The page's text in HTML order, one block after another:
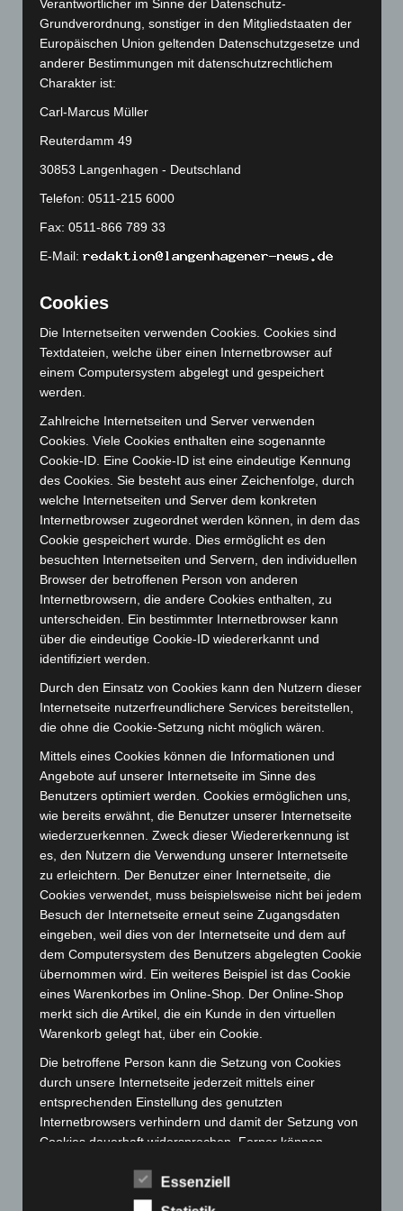
April 2026(99)
März 2026(115)
Februar 2026(109)
Januar 2026 (122)
Dezember 2025(103)
November 2025(114)
Oktober 2025(112)
September 2025(93)
August 2025(90)
Juli 2025 (90)
Mai 2025(112)
April 2025(88)
März 2025
(111)
Februar 2025
Januar 2025 (88)
Dezember 2024 (89)
November 2024(94)
Oktober 2024(93)
September 2024(112)
August 2024 (107)
Juli 2024(89)
Juni 2024(107)
Mai 2024(149)
April 2024(102)
März 2024(103)
Februar 2024(103)
Dezember 2023
November 2023(130)
Oktober 2023(114)
September 2023(133)
August 2023(134)
Juli 2023(118)
Juni 2023(142)
Mai 2023(139)
April 2023
(155)
März 2023(174)
Februar 2023(154)
Januar 2023(140)
Dezember 2022
(130)
November 2022(167)
Oktober 2022(166)
(205)
(166)
Verantwortlicher im Sinne der Datenschutz-
Grundverordnung, sonstiger in den Mitgliedstaaten der
Europäischen Union geltenden Datenschutzgesetze und
anderer Bestimmungen mit datenschutzrechtlichem
Charakter ist:
Carl-Marcus Müller
Reuterdamm 49
30853 Langenhagen - Deutschland
Telefon: 0511-215 6000
Fax: 0511-866 789 33
E-Mail:
Cookies
Die Internetseiten verwenden Cookies. Cookies sind
Textdateien, welche über einen Internetbrowser auf
einem Computersystem abgelegt und gespeichert
werden.
Zahlreiche Internetseiten und Server verwenden
Cookies. Viele Cookies enthalten eine sogenannte
Cookie-ID. Eine Cookie-ID ist eine eindeutige Kennung
des Cookies. Sie besteht aus einer Zeichenfolge, durch
welche Internetseiten und Server dem konkreten
Internetbrowser zugeordnet werden können, in dem das
Cookie gespeichert wurde. Dies ermöglicht es den
besuchten Internetseiten und Servern, den individuellen
Browser der betroffenen Person von anderen
Internetbrowsern, die andere Cookies enthalten, zu
unterscheiden. Ein bestimmter Internetbrowser kann
über die eindeutige Cookie-ID wiedererkannt und
identifiziert werden.
Durch den Einsatz von Cookies kann den Nutzern dieser
Internetseite nutzerfreundlichere Services bereitstellen,
die ohne die Cookie-Setzung nicht möglich wären.
Mittels eines Cookies können die Informationen und
Angebote auf unserer Internetseite im Sinne des
Benutzers optimiert werden. Cookies ermöglichen uns,
wie bereits erwähnt, die Benutzer unserer Internetseite
wiederzuerkennen. Zweck dieser Wiedererkennung ist
es, den Nutzern die Verwendung unserer Internetseite
zu erleichtern. Der Benutzer einer Internetseite, die
Cookies verwendet, muss beispielsweise nicht bei jedem
Besuch der Internetseite erneut seine Zugangsdaten
eingeben, weil dies von der Internetseite und dem auf
dem Computersystem des Benutzers abgelegten Cookie
übernommen wird. Ein weiteres Beispiel ist das Cookie
eines Warenkorbes im Online-Shop. Der Online-Shop
merkt sich die Artikel, die ein Kunde in den virtuellen
Warenkorb gelegt hat, über ein Cookie.
Die betroffene Person kann die Setzung von Cookies
durch unsere Internetseite jederzeit mittels einer
entsprechenden Einstellung des genutzten
Internetbrowsers verhindern und damit der Setzung von
Cookies dauerhaft widersprechen. Ferner können
Internetbrowser oder andere Softwareprogramme
gelöscht werden. Dies ist in allen gängigen
Essenziell